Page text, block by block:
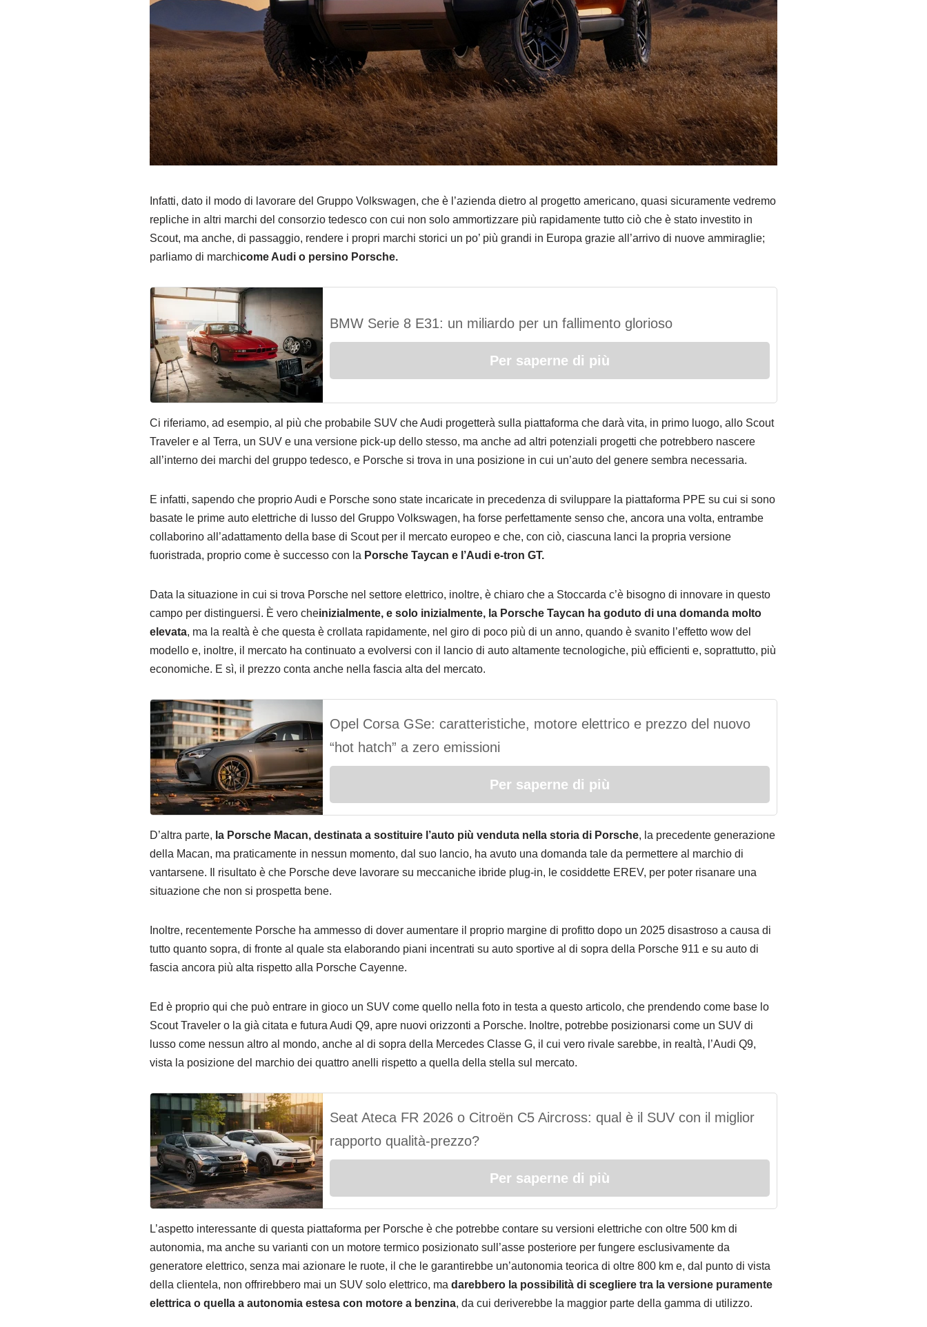
Infatti, dato il modo di lavorare del Gruppo Volkswagen, che è l’azienda dietro al progetto americano, quasi sicuramente vedremo
repliche in altri marchi del consorzio tedesco con cui non solo ammortizzare più rapidamente tutto ciò che è stato investito in
Scout, ma anche, di passaggio, rendere i propri marchi storici un po’ più grandi in Europa grazie all’arrivo di nuove ammiraglie;
parliamo di marchicome Audi o persino Porsche.
BMW Serie 8 E31: un miliardo per un fallimento glorioso
Per saperne di più
Ci riferiamo, ad esempio, al più che probabile SUV che Audi progetterà sulla piattaforma che darà vita, in primo luogo, allo Scout
Traveler e al Terra, un SUV e una versione pick-up dello stesso, ma anche ad altri potenziali progetti che potrebbero nascere
all’interno dei marchi del gruppo tedesco, e Porsche si trova in una posizione in cui un’auto del genere sembra necessaria.
E infatti, sapendo che proprio Audi e Porsche sono state incaricate in precedenza di sviluppare la piattaforma PPE su cui si sono
basate le prime auto elettriche di lusso del Gruppo Volkswagen, ha forse perfettamente senso che, ancora una volta, entrambe
collaborino all’adattamento della base di Scout per il mercato europeo e che, con ciò, ciascuna lanci la propria versione
fuoristrada, proprio come è successo con la Porsche Taycan e l’Audi e-tron GT.
Data la situazione in cui si trova Porsche nel settore elettrico, inoltre, è chiaro che a Stoccarda c’è bisogno di innovare in questo
campo per distinguersi. È vero cheinizialmente, e solo inizialmente, la Porsche Taycan ha goduto di una domanda molto
elevata, ma la realtà è che questa è crollata rapidamente, nel giro di poco più di un anno, quando è svanito l’effetto wow del
modello e, inoltre, il mercato ha continuato a evolversi con il lancio di auto altamente tecnologiche, più efficienti e, soprattutto, più
economiche. E sì, il prezzo conta anche nella fascia alta del mercato.
Opel Corsa GSe: caratteristiche, motore elettrico e prezzo del nuovo
“hot hatch” a zero emissioni
Per saperne di più
D’altra parte, la Porsche Macan, destinata a sostituire l’auto più venduta nella storia di Porsche, la precedente generazione
della Macan, ma praticamente in nessun momento, dal suo lancio, ha avuto una domanda tale da permettere al marchio di
vantarsene. Il risultato è che Porsche deve lavorare su meccaniche ibride plug-in, le cosiddette EREV, per poter risanare una
situazione che non si prospetta bene.
Inoltre, recentemente Porsche ha ammesso di dover aumentare il proprio margine di profitto dopo un 2025 disastroso a causa di
tutto quanto sopra, di fronte al quale sta elaborando piani incentrati su auto sportive al di sopra della Porsche 911 e su auto di
fascia ancora più alta rispetto alla Porsche Cayenne.
Ed è proprio qui che può entrare in gioco un SUV come quello nella foto in testa a questo articolo, che prendendo come base lo
Scout Traveler o la già citata e futura Audi Q9, apre nuovi orizzonti a Porsche. Inoltre, potrebbe posizionarsi come un SUV di
lusso come nessun altro al mondo, anche al di sopra della Mercedes Classe G, il cui vero rivale sarebbe, in realtà, l’Audi Q9,
vista la posizione del marchio dei quattro anelli rispetto a quella della stella sul mercato.
Seat Ateca FR 2026 o Citroën C5 Aircross: qual è il SUV con il miglior
rapporto qualità‑prezzo?
Per saperne di più
L’aspetto interessante di questa piattaforma per Porsche è che potrebbe contare su versioni elettriche con oltre 500 km di
autonomia, ma anche su varianti con un motore termico posizionato sull’asse posteriore per fungere esclusivamente da
generatore elettrico, senza mai azionare le ruote, il che le garantirebbe un’autonomia teorica di oltre 800 km e, dal punto di vista
della clientela, non offrirebbero mai un SUV solo elettrico, ma darebbero la possibilità di scegliere tra la versione puramente
elettrica o quella a autonomia estesa con motore a benzina, da cui deriverebbe la maggior parte della gamma di utilizzo.